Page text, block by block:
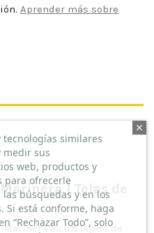
Aprender más sobre
| Telas de
Marinera es un tejido de
similares
medir sus
web, productos y
para ofrecerle
búsquedas y en los
Si está conforme, haga
“Rechazar Todo”, solo